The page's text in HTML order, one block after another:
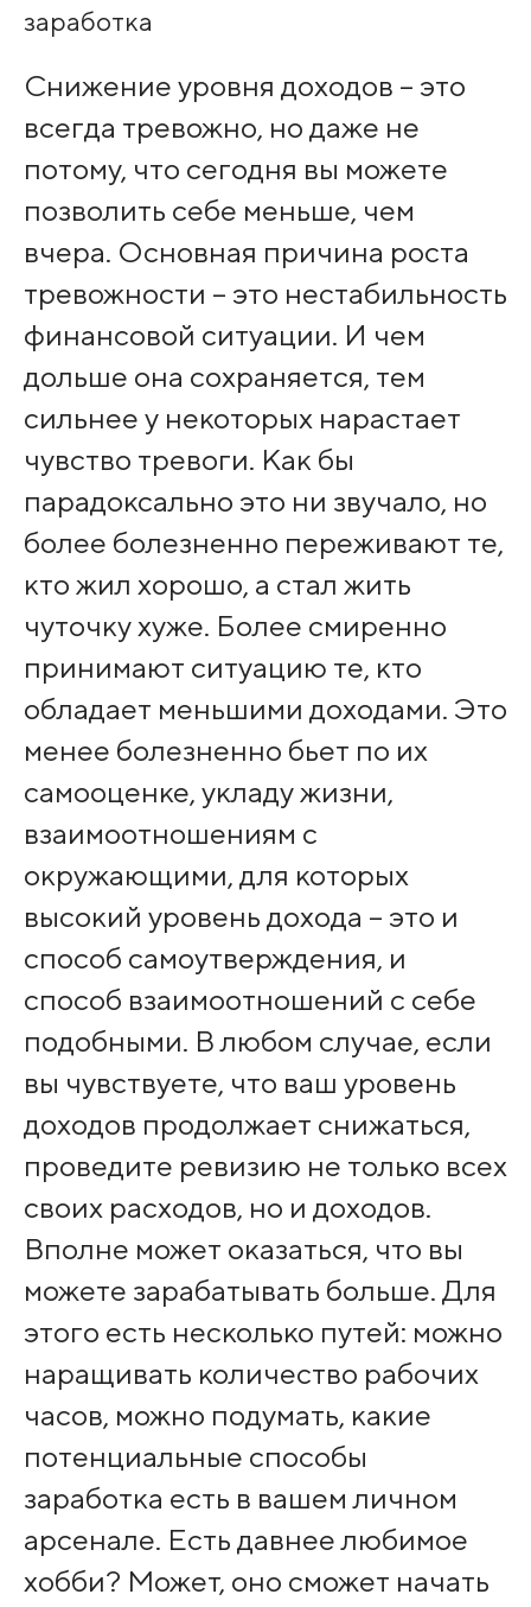
заработка
Снижение уровня доходов – это
всегда тревожно, но даже не
потому, что сегодня вы можете
позволить себе меньше, чем
вчера. Основная причина роста
тревожности – это нестабильность
финансовой ситуации. И чем
дольше она сохраняется, тем
сильнее у некоторых нарастает
чувство тревоги. Как бы
парадоксально это ни звучало, но
более болезненно переживают те,
кто жил хорошо, а стал жить
чуточку хуже. Более смиренно
принимают ситуацию те, кто
обладает меньшими доходами. Это
менее болезненно бьет по их
самооценке, укладу жизни,
взаимоотношениям с
окружающими, для которых
высокий уровень дохода – это и
способ самоутверждения, и
способ взаимоотношений с себе
подобными. В любом случае, если
вы чувствуете, что ваш уровень
доходов продолжает снижаться,
проведите ревизию не только всех
своих расходов, но и доходов.
Вполне может оказаться, что вы
можете зарабатывать больше. Для
этого есть несколько путей: можно
наращивать количество рабочих
часов, можно подумать, какие
потенциальные способы
заработка есть в вашем личном
арсенале. Есть давнее любимое
хобби? Может, оно сможет начать